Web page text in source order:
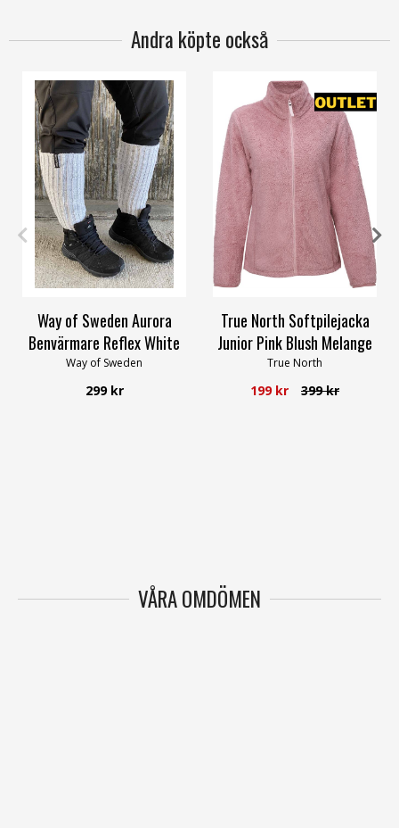
Andra köpte också
OneSize
Way of Sweden Aurora
Benvärmare Reflex White
Way of Sweden
299 kr
122/128 146/152 158/164
True North Softpilejacka
Junior Pink Blush Melange
True North
199 kr 399 kr
VÅRA OMDÖMEN